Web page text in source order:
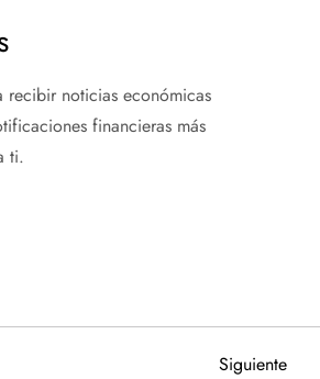
recibir noticias económicas
financieras más
ti.
Siguiente